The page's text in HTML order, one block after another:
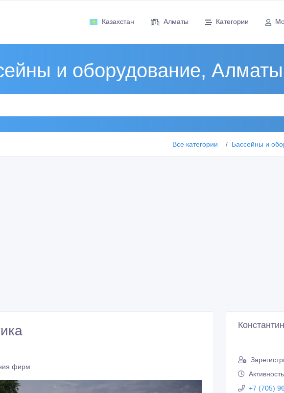
Казахстан Алматы Категории
и оборудование, Алматы
Все категории Бассейны и
фирм
Константин
+7 (705)